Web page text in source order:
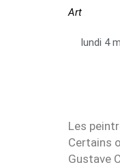
Art
lundi 4
Les
Certains
Gustave